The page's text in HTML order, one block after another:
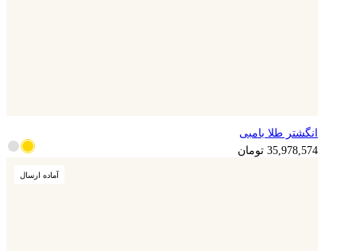
8,994,644 تومان انگشتر طلا بامبی
35,978,574 تومان
آماده ارسال